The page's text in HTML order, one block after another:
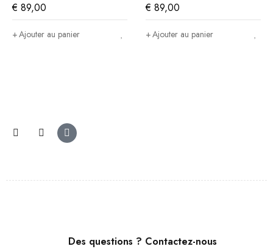
€ 89,00
Ajouter au panier
€ 89,00
Ajouter au panier
Des questions ? Contactez-nous